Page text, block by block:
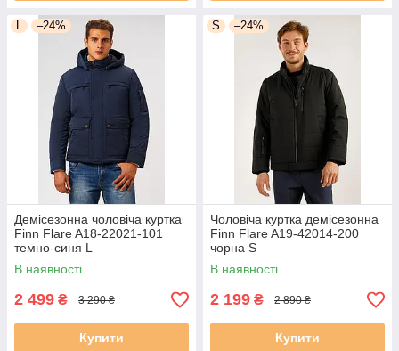
L –24%
Демісезонна чоловіча куртка
Finn Flare A18-22021-101
темно-синя L
В наявності
2 499 ₴ 3 290 ₴
Купити
S –24%
Чоловіча куртка демісезонна
Finn Flare A19-42014-200
чорна S
В наявності
2 199 ₴ 2 890 ₴
Купити